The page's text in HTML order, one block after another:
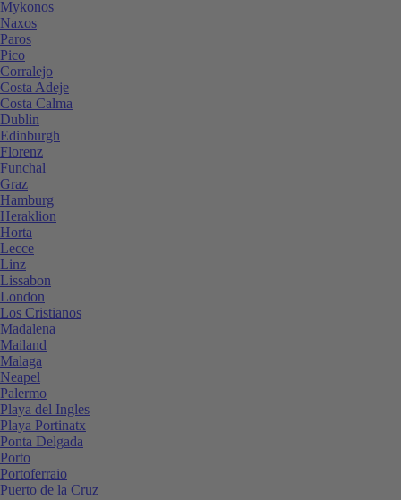
Mykonos
Naxos
Paros
Pico
Corralejo
Costa Adeje
Costa Calma
Dublin
Edinburgh
Florenz
Funchal
Graz
Hamburg
Heraklion
Horta
Lecce
Linz
Lissabon
London
Los Cristianos
Madalena
Mailand
Malaga
Neapel
Palermo
Playa del Ingles
Playa Portinatx
Ponta Delgada
Porto
Portoferraio
Puerto de la Cruz